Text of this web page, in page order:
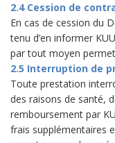
2.4 Cession de
En cas de cession du
tenu d’en informer
par tout moyen
2.5 Interruption de
Toute prestation
des raisons de santé,
remboursement par
frais supplémentaires